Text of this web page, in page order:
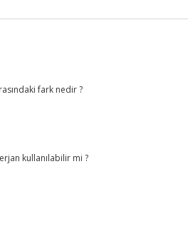
fark nedir ?
kullanılabilir mi ?